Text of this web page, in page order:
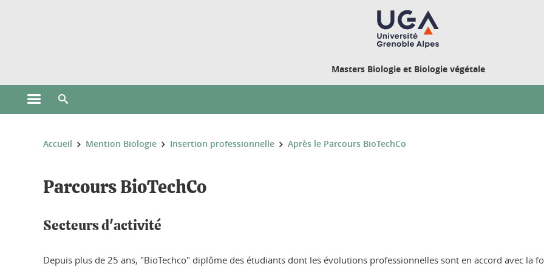
Masters Biologie et Biologie végétale
Ouvrir le menu principal
Vous êtes ici :
Accueil Mention Biologie Insertion professionnelle Après le Parcours BioTechCo
Parcours BioTechCo
Secteurs d'activité
Depuis plus de 25 ans, "BioTechco" diplôme des étudiants dont les évolutions professionnelles sont en accord avec la